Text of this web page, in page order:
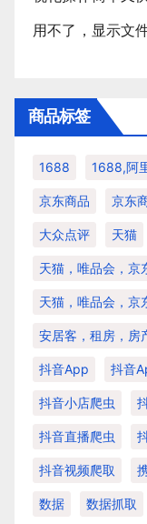
用不了，显示文
商品标签
1688 1688,阿
京东商品 京东
大众点评 天猫
天猫，唯品会，京
天猫，唯品会，京
安居客，租房，房
抖音app 抖音
抖音小店爬虫
抖音直播爬虫
抖音视频爬取
数据 数据抓取